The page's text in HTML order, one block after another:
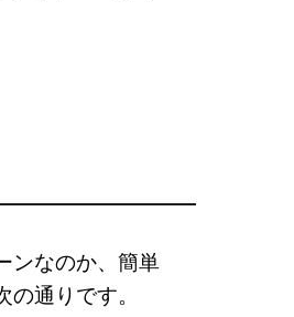
ンなのか、簡単
通りです。